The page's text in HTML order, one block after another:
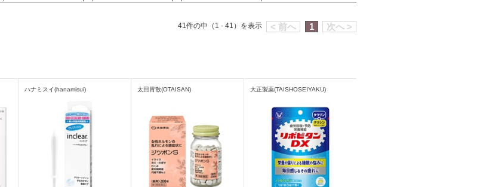
< 前へ 1 次へ >
41件の中（1 - 41）を表示
ハナミスイ(hanamisui) 太田胃散(OTAISAN) 大正製薬(TAISHOSEIYAKU)